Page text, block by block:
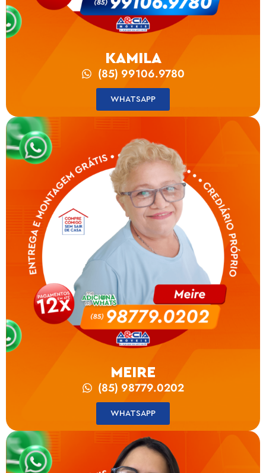
KAMILA
(85) 99106.9780
WHATSAPP
MEIRE
(85) 98779.0202
WHATSAPP